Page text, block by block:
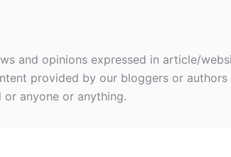
and opinions expressed in article/
provided by our bloggers or
or anyone or anything.